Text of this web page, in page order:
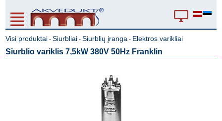
Visi produktai -Siurbliai -Siurblių įranga - Elektros varikliai
Siurblio variklis 7,5kW 380V 50Hz Franklin